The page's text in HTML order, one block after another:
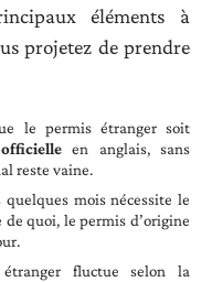
éléments à
projetez de prendre
le permis étranger soit
en anglais, sans
reste vaine.
mois nécessite le
de quoi, le permis d’origine
fluctue selon la